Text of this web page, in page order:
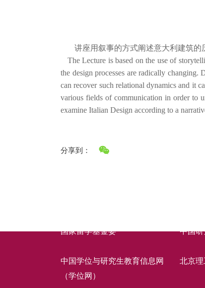
讲座用叙事的方式阐述意大利建筑的
The Lecture is based on the use of
the design processes are radically
can recover such relational dynamics and it
various fields of communication in order to
examine Italian Design according to a
分享到：
国家留学基金委 中国
中国学位与研究生教育信息网
（学位网）
北京